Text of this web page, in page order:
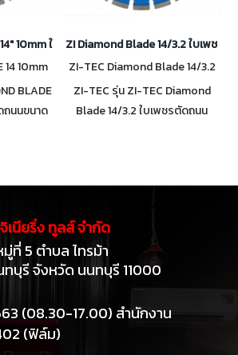
10mm ใบเพชรตัดถนนขนาด 14 นิ้ว หนา 10 มม
14 10mm
BLADE
ถนนขนาด
ZI Diamond Blade 14/3.2 ใบเพชรตั
ZI-TEC Diamond Blade 14/3.2
ZI-TEC รุ่น ZI-TEC Diamond
Blade 14/3.2 ใบเพชรตัดถนน
เนียริ่ง ทูลส์ จำกัด
ที่ 5 ตำบล ไทรม้า
บุรี จังหวัด นนทบุรี 11000
(08.30-17.00) สำนักงาน
(ฟิล์ม)